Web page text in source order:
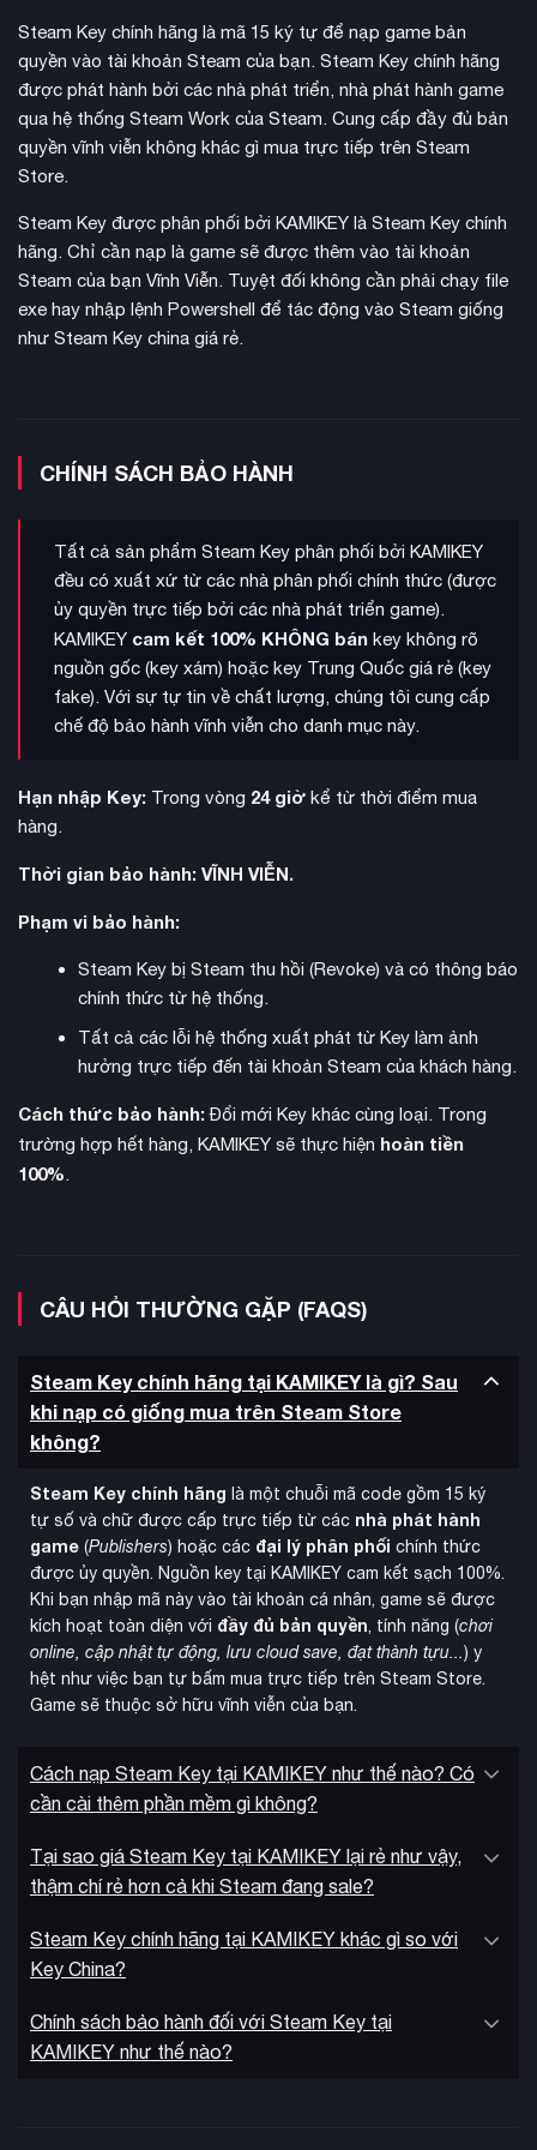
Bản Remastered mang đến độ chân thực cao hơn
với đồ
họa được cải tiến tuyệt đẹp, hỗ trợ độ phân giải Ultrawide
21:9 và Super Ultrawide 32:9, cùng khả năng hỗ trợ ba màn
Intel XeSS.
Thế giới mở rộng lớn này ẩn chứa vô số hiểm nguy với những
cỗ máy đáng kinh ngạc
Trong chiến đấu, người chơi sẽ tung ra các đòn tấn công
cung tên với nhiều loại mũi tên khác nhau, giáo cận chiến, bẫy
dây thép để chống lại những kẻ thù đáng sợ. Bản
Remastered cũng hỗ trợ đầy đủ tay cầm DualSense với chức
năng cò điều khiển thích ứng và phản hồi rung.
Phiên bản này bao gồm
một vùng đất băng giá rộng lớn với các kỹ năng, vũ khí và
máy móc mới. Game được phát triển bởi Guerrilla Games và
được khen ngợi vì câu chuyện hấp dẫn do John Gonzalez –
tác giả Fallout: New Vegas viết kịch bản.
Đây là game độc quyền PlayStation và
sách vùng miền của Sony. Tuy nhiên, việcmua Steam Key
Horizon Zero Dawn Remastered
Steam Key chính hãng là mã 15 ký tự để nạp game bản
quyền vào tài khoản Steam của bạn. Steam Key chính hãng
được phát hành bởi các nhà phát triển, nhà phát hành game
qua hệ thống Steam Work của Steam. Cung cấp đầy đủ bản
quyền vĩnh viễn không khác gì mua trực tiếp trên Steam
Store.
Steam Key được phân phối bởi KAMIKEY là Steam Key chính
hãng. Chỉ cần nạp là game sẽ được thêm vào tài khoản
Steam của bạn Vĩnh Viễn. Tuyệt đối không cần phải chạy file
exe hay nhập lệnh Powershell để tác động vào Steam giống
như Steam Key china giá rẻ.
CHÍNH SÁCH BẢO HÀNH
Tất cả sản phẩm Steam Key phân phối bởi KAMIKEY
đều có xuất xứ từ các nhà phân phối chính thức (được
ủy quyền trực tiếp bởi các nhà phát triển game).
KAMIKEY cam kết 100% KHÔNG bán key không rõ
nguồn gốc (key xám) hoặc key Trung Quốc giá rẻ (key
fake). Với sự tự tin về chất lượng, chúng tôi cung cấp
chế độ bảo hành vĩnh viễn cho danh mục này.
Hạn nhập Key: Trong vòng 24 giờ kể từ thời điểm mua
hàng.
Thời gian bảo hành: VĨNH VIỄN.
Phạm vi bảo hành:
Steam Key bị Steam thu hồi (Revoke) và có thông báo
chính thức từ hệ thống.
Tất cả các lỗi hệ thống xuất phát từ Key làm ảnh
hưởng trực tiếp đến tài khoản Steam của khách hàng.
Cách thức bảo hành:Đổi mới Key khác cùng loại. Trong
trường hợp hết hàng, KAMIKEY sẽ thực hiện hoàn tiền
100%.
CÂU HỎI THƯỜNG GẶP (FAQS)
Steam Key chính hãng tại KAMIKEY là gì? Sau
khi nạp có giống mua trên Steam Store
không?
Steam Key chính hãng là một chuỗi mã code gồm 15 ký
tự số và chữ được cấp trực tiếp từ các nhà phát hành
game (Publishers) hoặc các đại lý phân phối chính thức
được ủy quyền. Nguồn key tại KAMIKEY cam kết sạch 100%.
Khi bạn nhập mã này vào tài khoản cá nhân, game sẽ được
kích hoạt toàn diện với đầy đủ bản quyền, tính năng (chơi
online, cập nhật tự động, lưu cloud save, đạt thành tựu...) y
hệt như việc bạn tự bấm mua trực tiếp trên Steam Store.
Game sẽ thuộc sở hữu vĩnh viễn của bạn.
Cách nạp Steam Key tại KAMIKEY như thế nào? Có
cần cài thêm phần mềm gì không?
Tại sao giá Steam Key tại KAMIKEY lại rẻ như vậy,
thậm chí rẻ hơn cả khi Steam đang sale?
Steam Key chính hãng tại KAMIKEY khác gì so với
Key China?
Chính sách bảo hành đối với Steam Key tại
KAMIKEY như thế nào?